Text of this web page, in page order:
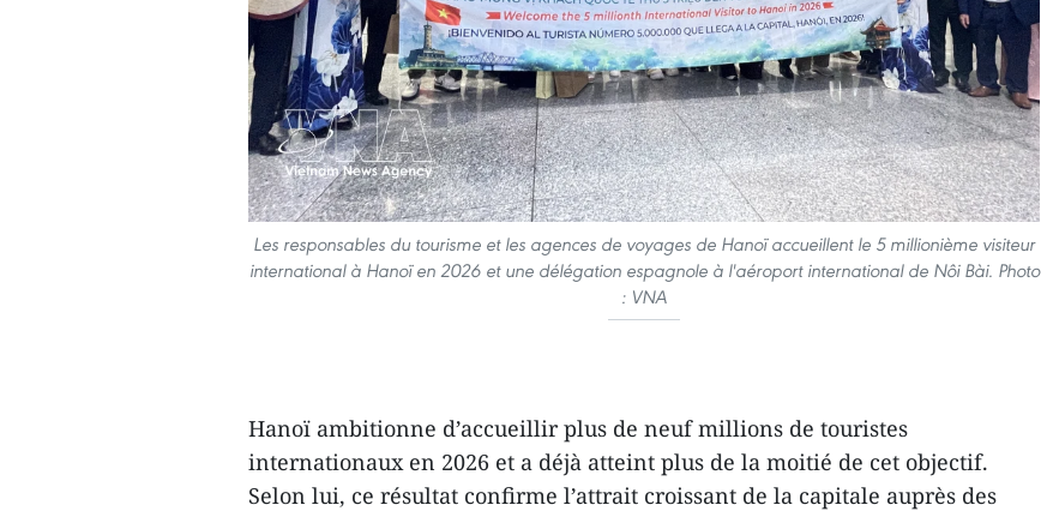
Les responsables du tourisme et les agences de voyages de Hanoï accueillent le 5 millionième visiteur
international à Hanoï en 2026 et une délégation espagnole à l'aéroport international de Nôi Bài. Photo
: VNA
Hanoï ambitionne d’accueillir plus de neuf millions de touristes
internationaux en 2026 et a déjà atteint plus de la moitié de cet objectif.
Selon lui, ce résultat confirme l’attrait croissant de la capitale auprès des